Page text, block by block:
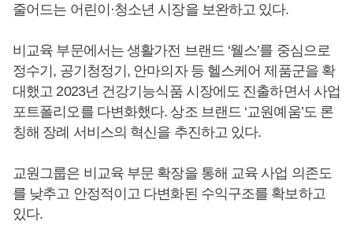
줄어드는 어린이·청소년 시장을 보완하고 있다.
비교육 부문에서는 생활가전 브랜드 ‘웰스’를 중심으로
정수기, 공기청정기, 안마의자 등 헬스케어 제품군을 확
대했고 2023년 건강기능식품 시장에도 진출하면서 사업
포트폴리오를 다변화했다. 상조 브랜드 ‘교원예움’도 론
칭해 장례 서비스의 혁신을 추진하고 있다.
교원그룹은 비교육 부문 확장을 통해 교육 사업 의존도
를 낮추고 안정적이고 다변화된 수익구조를 확보하고
있다.